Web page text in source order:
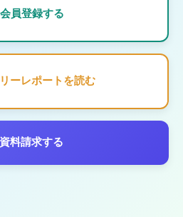
会員登録する
ーレポートを読む
資料請求する